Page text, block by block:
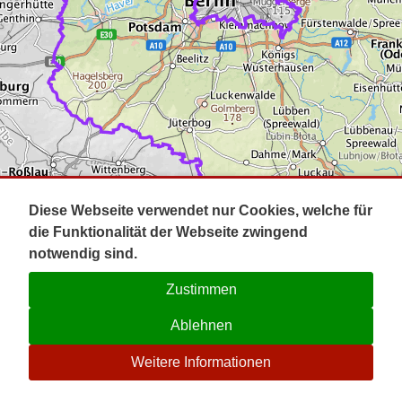
Impressum
Kontakt
☉
Diese Webseite verwendet nur Cookies, welche für
die Funktionalität der Webseite zwingend
notwendig sind.
Zustimmen
Ablehnen
Weitere Informationen